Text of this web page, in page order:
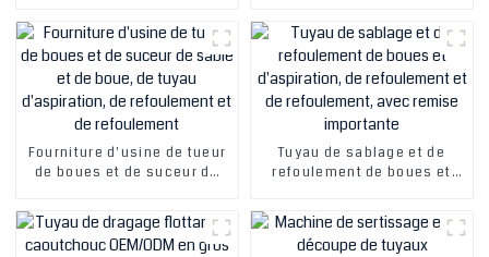
tuyau CA pince à sertir de fil
hydraulique pince à sertir
de tuyau hydraulique
manuelle
de climatisation, machine à
sertir pour tuyaux de
climatisation à vendre
Fourniture d'usine de tueur
de boues et de suceur de
d'aspiration, de
refoulement et de
refoulement
Tuyau de sablage et de
refoulement de boues et
refoulement et de
refoulement, avec remise
importante